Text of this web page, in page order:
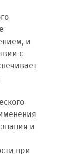
и
с
и
при